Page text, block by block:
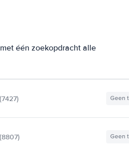
één zoekopdracht alle
(7427) Geen
(8807) Geen